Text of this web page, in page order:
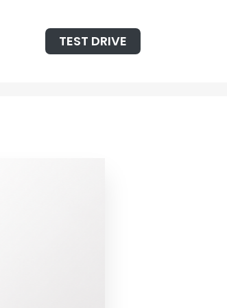
TEST DRIVE